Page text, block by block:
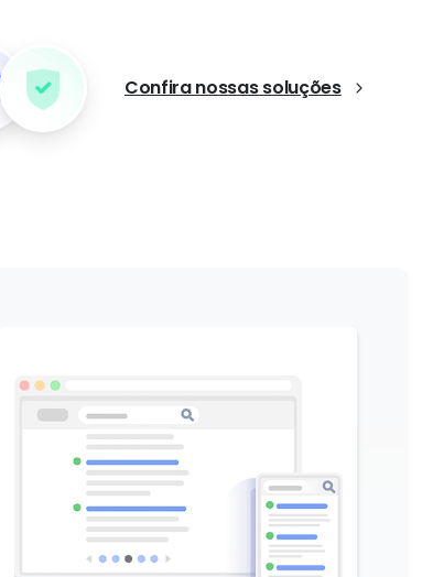
Confira nossas soluções